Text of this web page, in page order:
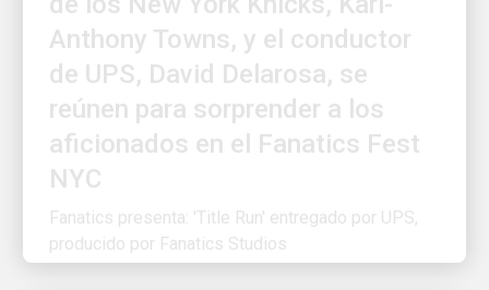
de UPS, David Delarosa, se
reúnen para sorprender a los
aficionados en el Fanatics Fest
NYC
Fanatics presenta: 'Title Run' entregado por UPS,